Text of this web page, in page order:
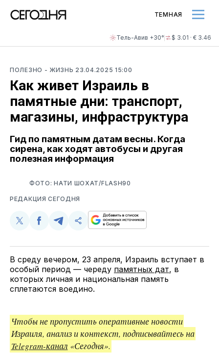
Тель-Авив +30° $ 3.01 · € 3.46
ТЕМНАЯ
ПОЛЕЗНО - ЖИЗНЬ 23.04.2025 15:00
Как живет Израиль в
памятные дни: транспорт,
магазины, инфраструктура
Гид по памятным датам весны. Когда
сирена, как ходят автобусы и другая
полезная информация
ФОТО: НАТИ ШОХАТ/FLASH90
РЕДАКЦИЯ СЕГОДНЯ
Поделиться
Twitter
Поделиться
Facebook
Поделиться
Telegram
Скопируйте
поделитесь
ссылкой
В среду вечером, 23 апреля, Израиль вступает в
особый период — череду памятных дат, в
которых личная и национальная память
сплетаются воедино.
Чтобы не пропустить оперативные новости
Израиля, анализ и контекст, подписывайтесь на
Telegram-канал «Сегодня».